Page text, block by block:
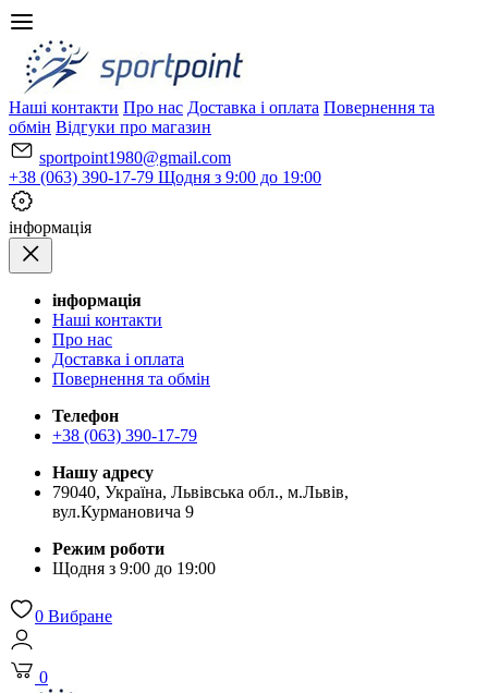
Наші контакти Про нас Доставка і оплата Повернення та
обмін Відгуки про магазин
sportpoint1980@gmail.com
+38 (063) 390-17-79 Щодня з 9:00 до 19:00
iнформація
iнформація
Наші контакти
Про нас
Доставка і оплата
Повернення та обмін
Телефон
+38 (063) 390-17-79
Нашу адресу
79040, Україна, Львівська обл., м.Львів,
вул.Курмановича 9
Режим роботи
Щодня з 9:00 до 19:00
0 Вибране
0